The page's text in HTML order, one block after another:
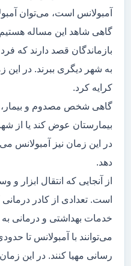
آمبولانس است، می‌توان
گاهی شاهد این مساله
بازماندگان قصد دارند که
به شهر دیگری ببرند. در این
کرایه کرد.
گاهی شخص مصدوم و بیمار،
بیمارستان عوض کند یا از
در این زمان نیز آمبولانس
دهد.
از آنجایی که انتقال
است. تعدادی از کادر
خدمات بهداشتی و درمانی
می‌توانند با آمبولانس تا
رسانی مهیا کنند. در این